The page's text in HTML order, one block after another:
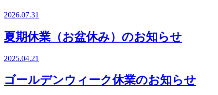
2026.07.31
夏期休業（お盆休み）のお知らせ
2025.04.21
ゴールデンウィーク休業のお知らせ